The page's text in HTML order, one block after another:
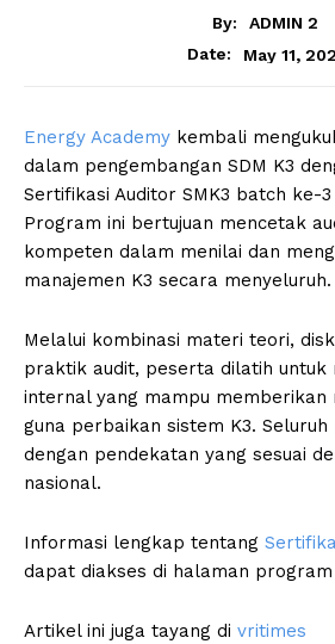
By:
ADMIN 2
Date:
May 11,
Energy Academy kembali
dalam pengembangan SDM K3
Sertifikasi Auditor SMK3 batch ke-
Program ini bertujuan mencetak
kompeten dalam menilai dan
manajemen K3 secara menyeluruh.
Melalui kombinasi materi teori,
praktik audit, peserta dilatih untuk
internal yang mampu
guna perbaikan sistem K3.
dengan pendekatan yang sesuai
nasional.
Informasi lengkap tentang
dapat diakses di halaman program
Artikel ini juga tayang di vritimes